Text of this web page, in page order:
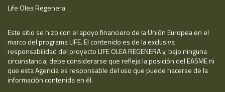
Life Olea Regenera
Este sitio se hizo con el apoyo financiero de la Unión Europea en el
marco del programa LIFE. El contenido es de la exclusiva
responsabilidad del proyecto LIFE OLEA REGENERA y, bajo ninguna
circunstancia, debe considerarse que refleja la posición del EASME ni
que esta Agencia es responsable del uso que puede hacerse de la
información contenida en él.